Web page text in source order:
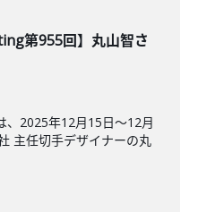
第955回】丸山智さ
、2025年12月15日〜12月
主任切手デザイナーの丸